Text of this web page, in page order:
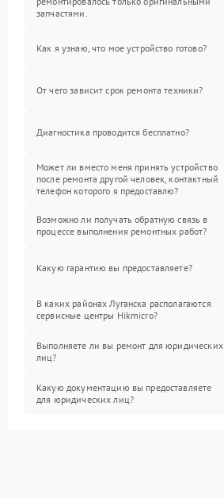
запчастями.
Как я узнаю, что мое устройство готово?
От чего зависит срок ремонта техники?
Диагностика проводится бесплатно?
Может ли вместо меня принять устройство
после ремонта другой человек, контактный
телефон которого я предоставлю?
Возможно ли получать обратную связь в
процессе выполнения ремонтных работ?
Какую гарантию вы предоставляете?
В каких районах Луганска располагаются
сервисные центры Hikmicro?
Выполняете ли вы ремонт для юридических
лиц?
Какую документацию вы предоставляете
для юридических лиц?